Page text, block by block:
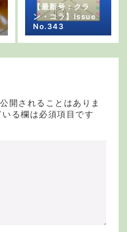
【最新号：クラ
ン・コラ】Issue
No.343
開されることはありま
いる欄は必須項目です